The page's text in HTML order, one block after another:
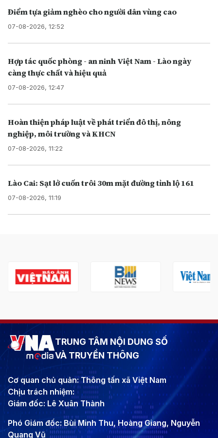
Điểm tựa giảm nghèo cho người dân vùng cao
07-08-2026, 12:52
Hợp tác quốc phòng - an ninh Việt Nam - Lào ngày
càng thực chất và hiệu quả
07-08-2026, 12:47
Hoàn thiện pháp luật về phát triển đô thị, nông
nghiệp, môi trường và KHCN
07-08-2026, 11:22
Lào Cai: Sạt lở cuốn trôi 30m mặt đường tỉnh lộ 161
07-08-2026, 11:19
TRUNG TÂM NỘI DUNG SỐ
VÀ TRUYỀN THÔNG
Cơ quan chủ quản: Thông tấn xã Việt Nam
Chịu trách nhiệm:
Giám đốc: Lê Xuân Thành
Phó Giám đốc: Bùi Minh Thu, Hoàng Giang, Nguyễn
Quang Vũ